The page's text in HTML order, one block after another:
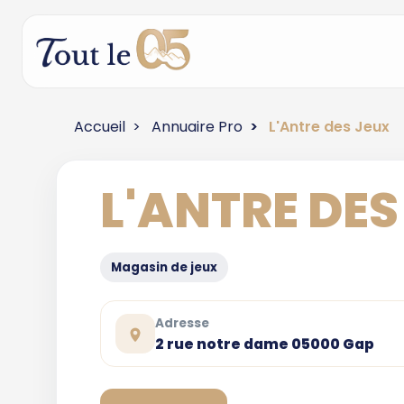
Accueil Annuaire Pro L'Antre des Jeux
L'ANTRE
Magasin de jeux
Adresse
2 rue notre dame 05000 Gap